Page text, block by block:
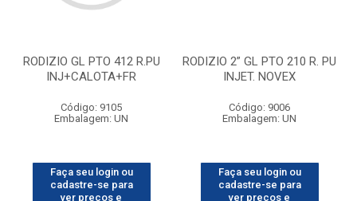
RODIZIO GL PTO 412 R.PU
INJ+CALOTA+FR
Código: 9105
Embalagem: UN
Faça seu login ou
cadastre-se para
ver preços e
RODIZIO 2” GL PTO 210 R. PU
INJET. NOVEX
Código: 9006
Embalagem: UN
Faça seu login ou
cadastre-se para
ver preços e